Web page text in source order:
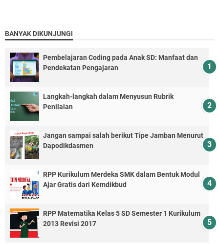
BANYAK DIKUNJUNGI
Pembelajaran Coding pada Anak SD: Manfaat dan
Pendekatan Pengajaran
Langkah-langkah dalam Menyusun Rubrik
Penilaian
Jangan sampai salah berikut Tipe Jamban Menurut
Dapodikdasmen
RPP Kurikulum Merdeka SMK dalam Bentuk Modul
Ajar Gratis dari Kemdikbud
RPP Matematika Kelas 5 SD Semester 1 Kurikulum
2013 Revisi 2017